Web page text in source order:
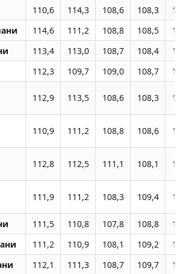
110,6 114,3 108,6 108,3
114,6 111,2 108,8 108,5
113,4 113,0 108,7 108,4
112,3 109,7 109,0 108,7
112,9 113,5 108,6 108,3
110,9 111,2 108,8 108,6
112,8 112,5 111,1 108,1
111,9 111,2 108,3 109,4
111,5 110,8 107,8 108,8
111,2 110,9 108,1 109,2
112,1 111,3 108,7 109,7